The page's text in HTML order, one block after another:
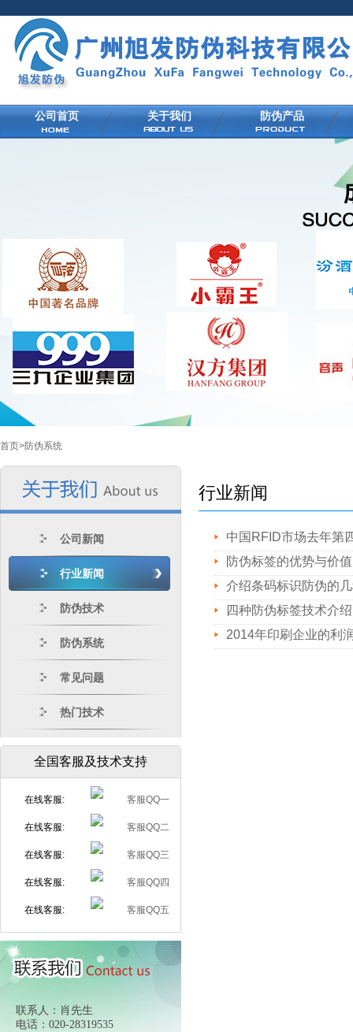
公司首页 关于我们 防伪产品
首页>防伪系统
公司新闻
行业新闻
防伪技术
防伪系统
常见问题
热门技术
全国客服及技术支持
在线客服:
在线客服:
在线客服:
在线客服:
在线客服:
联系人：肖先生
电话：020-28319535
行业新闻
中国RFID市场去年第
防伪标签的优势与价值
介绍条码标识防伪的
四种防伪标签技术介绍
2014年印刷企业的利